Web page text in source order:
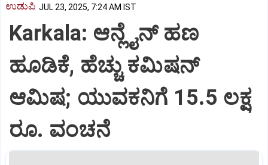
ಉಡುಪಿ JUL 23, 2025, 7:24 AM IST
Karkala: ಆನ್ಲೈನ್‌ ಹಣ
ಹೂಡಿಕೆ, ಹೆಚ್ಚು ಕಮಿಷನ್‌
ಆಮಿಷ; ಯುವಕನಿಗೆ 15.5 ಲಕ್ಷ
ರೂ. ವಂಚನೆ